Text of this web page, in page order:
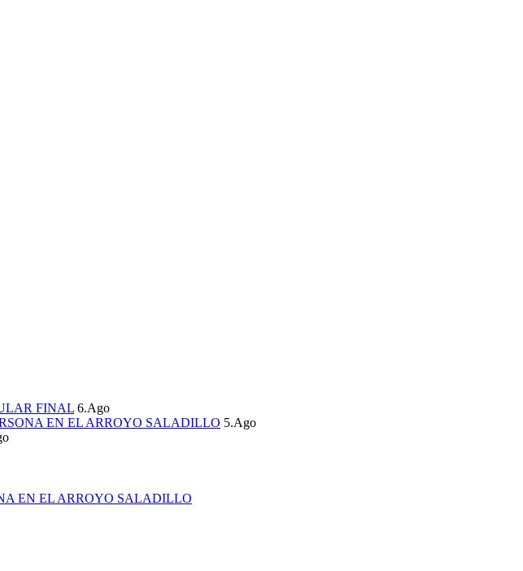
FINAL 6.Ago
EN EL ARROYO SALADILLO 5.Ago
EN EL ARROYO SALADILLO